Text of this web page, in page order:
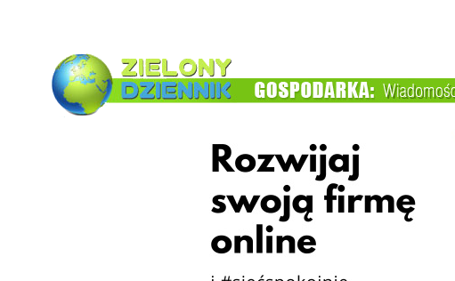
Zielony
Dziennik